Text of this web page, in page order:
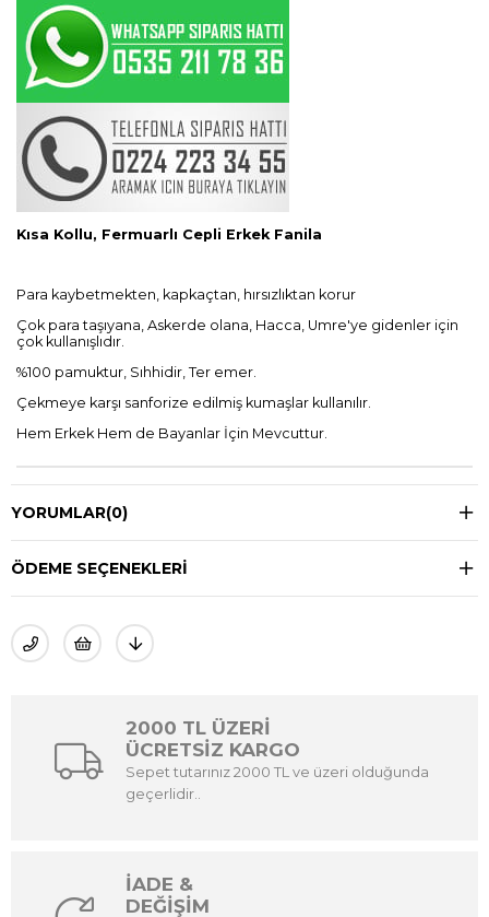
Kısa Kollu, Fermuarlı Cepli Erkek Fanila
Para kaybetmekten, kapkaçtan, hırsızlıktan korur
Çok para taşıyana, Askerde olana, Hacca, Umre'ye gidenler için
çok kullanışlıdır.
%100 pamuktur, Sıhhidir, Ter emer.
Çekmeye karşı sanforize edilmiş kumaşlar kullanılır.
Hem Erkek Hem de Bayanlar İçin Mevcuttur.
YORUMLAR(0)
ÖDEME SEÇENEKLERI
2000 TL ÜZERİ
ÜCRETSİZ KARGO
Sepet tutarınız 2000 TL ve üzeri olduğunda
geçerlidir..
İADE &
DEĞİŞİM